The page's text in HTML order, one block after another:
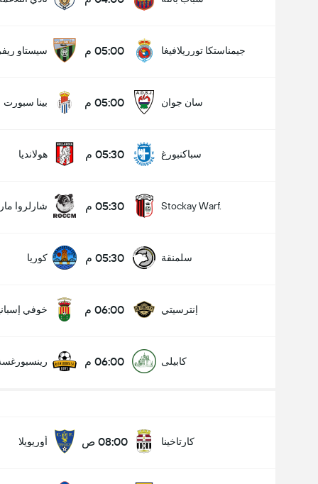
جيمناستكا تورريلافيغا 05:00 م سيستاو ريفر
سان جوان 05:00 م بينا سبورت
سباكنبورغ 05:30 م هولانديا
Stockay Warf. 05:30 م شارلروا
سلمنقة 05:30 م كوريا
إنترسيتي 06:00 م خوفي
كابيلى 06:00 م
كارتاخينا 08:00 ص أوريويلا